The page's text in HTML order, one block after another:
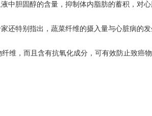
胆固醇的含量，抑制体内脂肪的蓄积，对心
特别指出，蔬菜纤维的摄入量与心脏病的
，而且含有抗氧化成分，可有效防止致癌